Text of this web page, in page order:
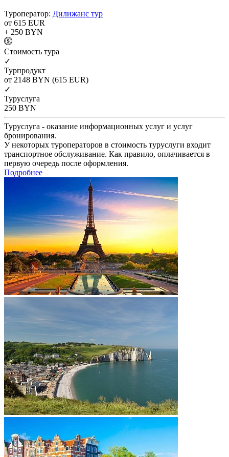
Туроператор: Дилижанс тур
от 615 EUR
+ 250 BYN
Cтоимость тура
✓
Турпродукт
от 2148 BYN (615 EUR)
✓
Туруслуга
250 BYN
Туруслуга - оказание информационных услуг и услуг
бронирования.
У некоторых туроператоров в стоимость туруслуги входит
транспортное обслуживание. Как правило, оплачивается в
первую очередь после оформления.
Подробнее